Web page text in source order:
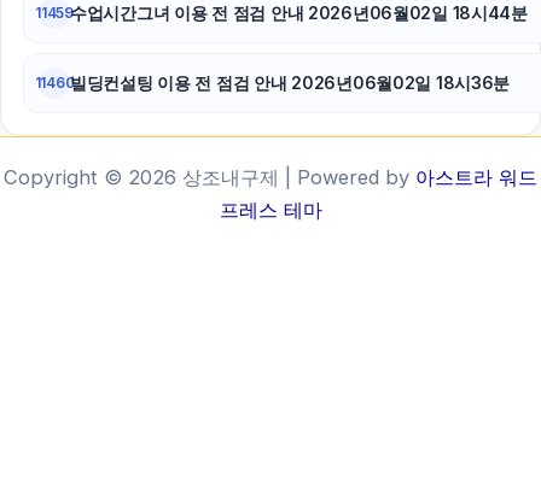
11459수업시간그녀 이용 전 점검 안내 2026년06월02일 18시44분
11460빌딩컨설팅 이용 전 점검 안내 2026년06월02일 18시36분
Copyright © 2026 상조내구제 | Powered by 아스트라 워드
프레스 테마